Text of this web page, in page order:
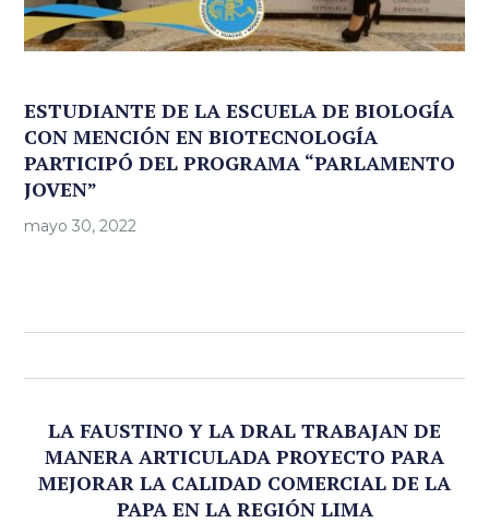
ESTUDIANTE DE LA ESCUELA DE BIOLOGÍA
CON MENCIÓN EN BIOTECNOLOGÍA
PARTICIPÓ DEL PROGRAMA “PARLAMENTO
JOVEN”
mayo 30, 2022
LA FAUSTINO Y LA DRAL TRABAJAN DE
MANERA ARTICULADA PROYECTO PARA
MEJORAR LA CALIDAD COMERCIAL DE LA
PAPA EN LA REGIÓN LIMA